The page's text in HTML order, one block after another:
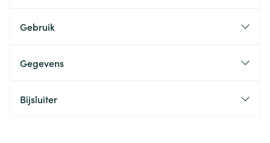
Gebruik
Gegevens
Bijsluiter